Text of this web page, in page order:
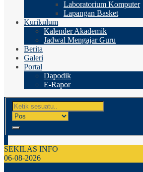
Laboratorium Komputer
Lapangan Basket
Kurikulum
Kalender Akademik
Jadwal Mengajar Guru
Berita
Galeri
Portal
Dapodik
E-Rapor
SEKILAS INFO
06-08-2026